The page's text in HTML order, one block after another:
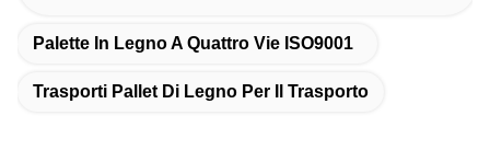
Palette In Legno A Quattro Vie ISO9001
Trasporti Pallet Di Legno Per Il Trasporto